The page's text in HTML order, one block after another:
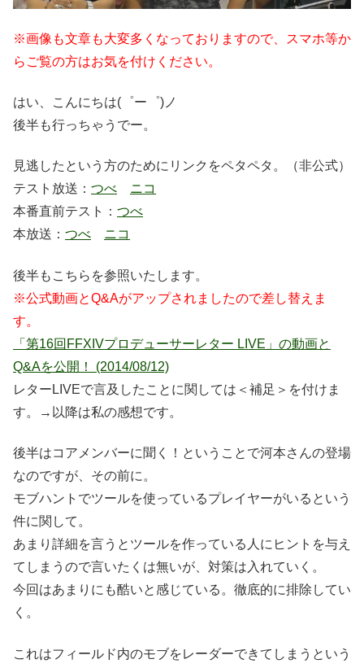
※画像も文章も大変多くなっておりますので、スマホ等か
らご覧の方はお気を付けください。
はい、こんにちは(゜ー゜)ノ
後半も行っちゃうでー。
見逃したという方のためにリンクをペタペタ。（非公式）
テスト放送： つべ
ニコ
本番直前テスト： つべ
本放送： つべ ニコ
後半もこちらを参照いたします。
※公式動画とQ&Aがアップされましたので差し替えま
す。
「第16回FFXIVプロデューサーレター LIVE」の動画と
Q&Aを公開！ (2014/08/12)
レターLIVEで言及したことに関しては＜補足＞を付けま
す。→以降は私の感想です。
後半はコアメンバーに聞く！ということで河本さんの登場
なのですが、その前に。
モブハントでツールを使っているプレイヤーがいるという
件に関して。
あまり詳細を言うとツールを作っている人にヒントを与え
てしまうので言いたくは無いが、対策は入れていく。
今回はあまりにも酷いと感じている。徹底的に排除してい
く。
これはフィールド内のモブをレーダーできてしまうという